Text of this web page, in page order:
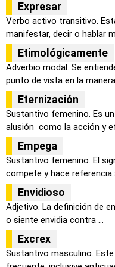
Expresar
Verbo activo transitivo.
manifestar, decir o hablar
Etimológicamente
Adverbio modal. Se
punto de vista en la
Eternización
Sustantivo femenino. Es
alusión como la acción y
Empega
Sustantivo femenino. El
compete y hace referencia
Envidioso
Adjetivo. La definición de
o siente envidia contra ...
Excrex
Sustantivo masculino.